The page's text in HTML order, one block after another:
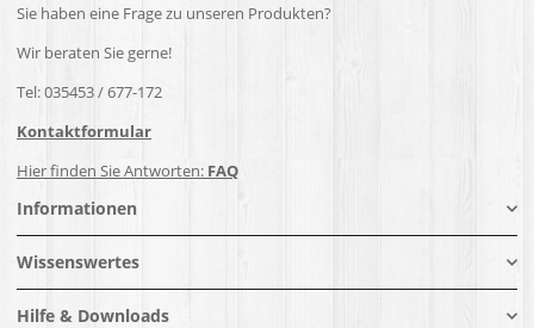
Sie haben eine Frage zu unseren Produkten?
Wir beraten Sie gerne!
Tel: 035453 / 677-172
Kontaktformular
Hier finden Sie Antworten: FAQ
Informationen
Wissenswertes
Hilfe & Downloads